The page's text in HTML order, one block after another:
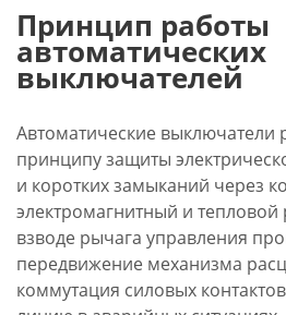
Принцип работы
автоматических
выключателей
Автоматические выключатели
принципу защиты
и коротких замыканий через
электромагнитный и тепловой
взводе рычага управления
передвижение механизма
коммутация силовых